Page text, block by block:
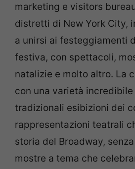
marketing e visitors
distretti di New York City,
a unirsi ai festeggiamenti
festiva, con spettacoli,
natalizie e molto altro. La
con una varietà
tradizionali esibizioni dei
rappresentazioni teatrali
storia del Broadway,
mostre a tema che